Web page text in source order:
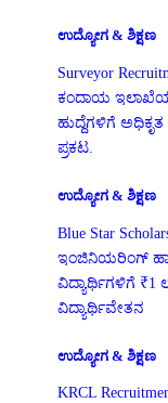
ಉದ್ಯೋಗ & ಶಿಕ್ಷಣ
Surveyor
ಕಂದಾಯ
ಹುದ್ದೆಗಳಿಗೆ
ಪ್ರಕಟ.
ಉದ್ಯೋಗ & ಶಿಕ್ಷಣ
Blue Star
ಇಂಜಿನಿಯರಿಂಗ್
ವಿದ್ಯಾರ್ಥಿಗಳಿಗೆ ₹1
ವಿದ್ಯಾರ್ಥಿವೇತನ
ಉದ್ಯೋಗ & ಶಿಕ್ಷಣ
KRCL